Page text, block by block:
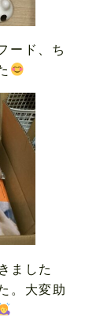
ード、ち
ました
。大変助